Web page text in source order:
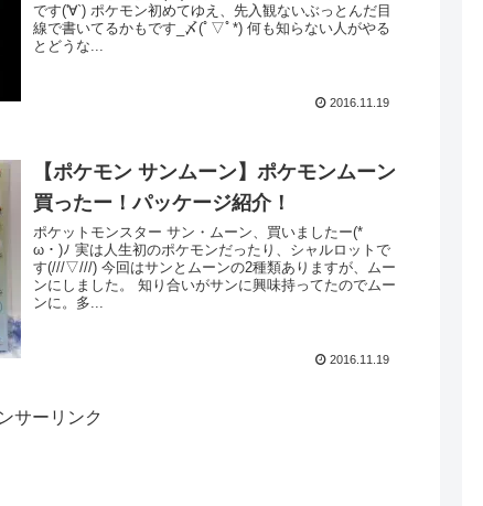
です('∀`) ポケモン初めてゆえ、先入観ないぶっとんだ目
線で書いてるかもです_〆(ﾟ▽ﾟ*) 何も知らない人がやる
とどうな...
2016.11.19
【ポケモン サンムーン】ポケモンムーン
買ったー！パッケージ紹介！
ポケットモンスター サン・ムーン、買いましたー(*ゝ
ω・)ﾉ 実は人生初のポケモンだったり、シャルロットで
す(///▽///) 今回はサンとムーンの2種類ありますが、ムー
ンにしました。 知り合いがサンに興味持ってたのでムー
ンに。多...
2016.11.19
サーリンク